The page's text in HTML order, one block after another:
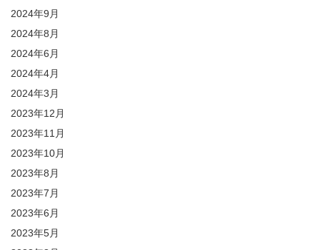
2024年9月
2024年8月
2024年6月
2024年4月
2024年3月
2023年12月
2023年11月
2023年10月
2023年8月
2023年7月
2023年6月
2023年5月